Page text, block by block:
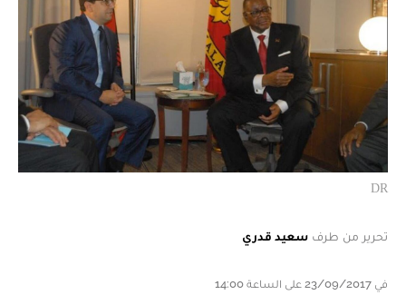
DR
تحرير من طرف سعيد قدري
في 23/09/2017 على الساعة 14:00